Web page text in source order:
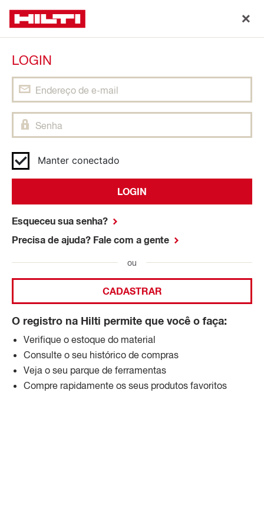
LOGIN
Manter conectado
LOGIN
Esqueceu sua senha?
Precisa de ajuda? Fale com a gente
ou
CADASTRAR
O registro na Hilti permite que você o faça:
Verifique o estoque do material
Consulte o seu histórico de compras
Veja o seu parque de ferramentas
Compre rapidamente os seus produtos favoritos